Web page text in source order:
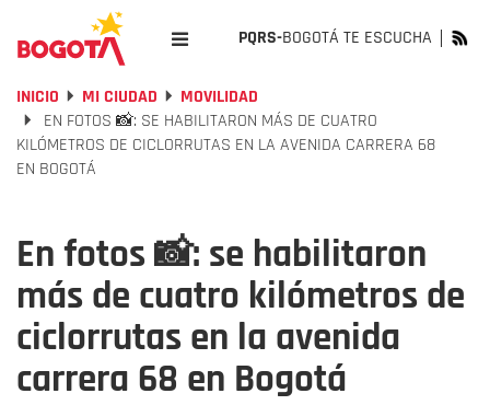
PQRS-BOGOTÁ TE ESCUCHA
INICIO MI CIUDAD
MOVILIDAD
EN FOTOS 📸: SE HABILITARON MÁS DE CUATRO
KILÓMETROS DE CICLORRUTAS EN LA AVENIDA CARRERA 68
EN BOGOTÁ
En fotos 📸: se habilitaron
más de cuatro kilómetros de
ciclorrutas en la avenida
carrera 68 en Bogotá